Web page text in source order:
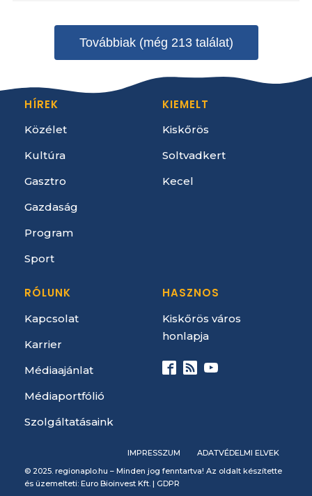
Továbbiak (még 213 találat)
HÍREK
Közélet
Kultúra
Gasztro
Gazdaság
Program
Sport
KIEMELT
Kiskőrös
Soltvadkert
Kecel
RÓLUNK
Kapcsolat
Karrier
Médiaajánlat
Médiaportfólió
Szolgáltatásaink
HASZNOS
Kiskőrös város
honlapja
© 2025. regionaplo.hu – Minden jog fenntartva! Az oldalt készítette
és üzemelteti: Euro Bioinvest Kft. | GDPR
IMPRESSZUM ADATVÉDELMI ELVEK